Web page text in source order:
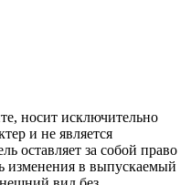
носит исключительно
и не является
оставляет за собой право
изменения в выпускаемый